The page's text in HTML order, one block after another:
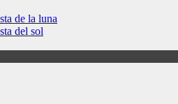
de la luna
del sol